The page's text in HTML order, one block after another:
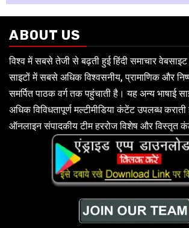
ABOUT US
विश्व में सबसे तेजी से बढ़ती हुई हिंदी समाचार वेबसाइट
साइटों में सबसे अधिक विश्वसनीय, प्रामाणिक और
समर्पित पाठक वर्ग तक पहुंचाती है। यह अन्य भाषाई
अधिक विविधतापूर्ण मल्टीमीडिया कंटेंट उपलब्ध
ऑनलाइन संपादकीय टीम हररोज विशेष और विस्तृत